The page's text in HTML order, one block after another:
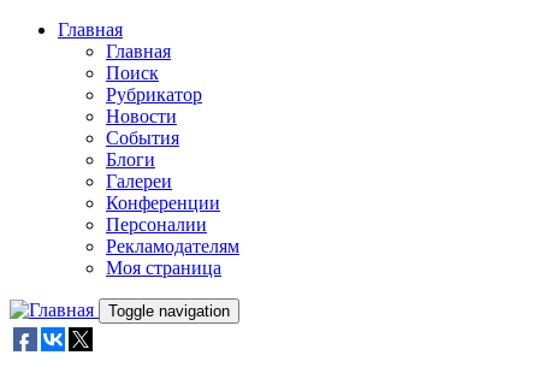
Skip to main content
Главная
Главная
Поиск
Рубрикатор
Новости
События
Блоги
Галереи
Конференции
Персоналии
Рекламодателям
Моя страница
Toggle navigation